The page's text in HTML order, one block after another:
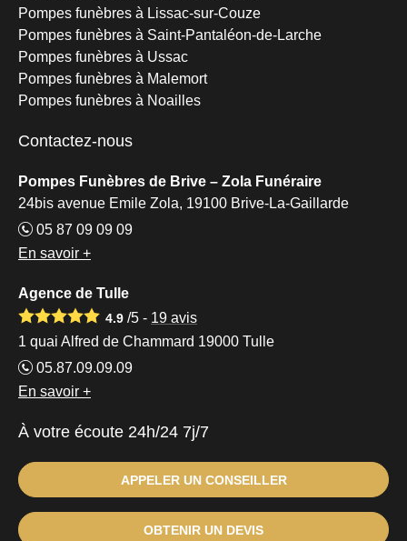
Pompes funèbres à Lissac-sur-Couze
Pompes funèbres à Saint-Pantaléon-de-Larche
Pompes funèbres à Ussac
Pompes funèbres à Malemort
Pompes funèbres à Noailles
Contactez-nous
Pompes Funèbres de Brive – Zola Funéraire
24bis avenue Emile Zola, 19100 Brive-La-Gaillarde
05 87 09 09 09
En savoir +
Agence de Tulle
4.9 /5 - 19 avis
1 quai Alfred de Chammard 19000 Tulle
05.87.09.09.09
En savoir +
À votre écoute 24h/24 7j/7
APPELER UN CONSEILLER
OBTENIR UN DEVIS